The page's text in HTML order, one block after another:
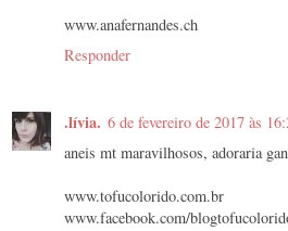
www.anafernandes.ch
Responder
.lívia. 6 de fevereiro de 2017 às
aneis mt maravilhosos, adoraria
www.tofucolorido.com.br
www.facebook.com/